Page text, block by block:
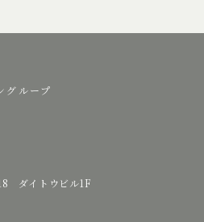
グループ
ダイトウビル1F